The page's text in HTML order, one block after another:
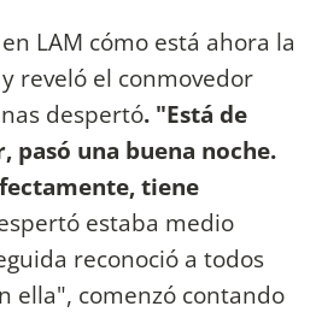
LAM cómo está ahora la
y reveló el conmovedor
despertó. "Está de
pasó una buena noche.
tiene
estaba medio
reconoció a todos
ella", comenzó contando